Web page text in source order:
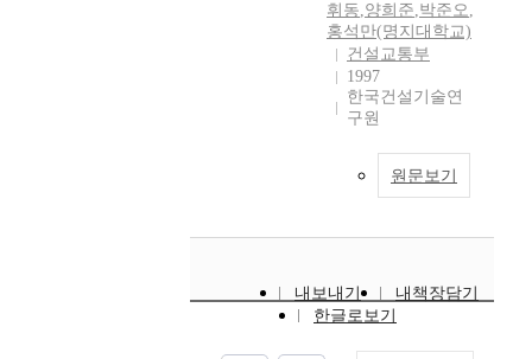
휘동,양희준,박준오,
홍석만(명지대학교)
건설교통부
1997
한국건설기술연
구원
원문보기
내보내기
내책장담기
한글로보기